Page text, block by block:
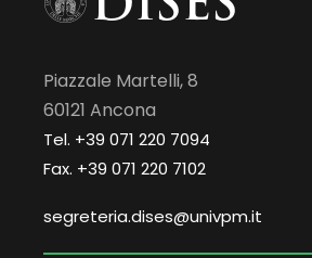
Piazzale Martelli, 8
60121 Ancona
Tel. +39 071 220 7094
Fax. +39 071 220 7102
segreteria.dises@univpm.it